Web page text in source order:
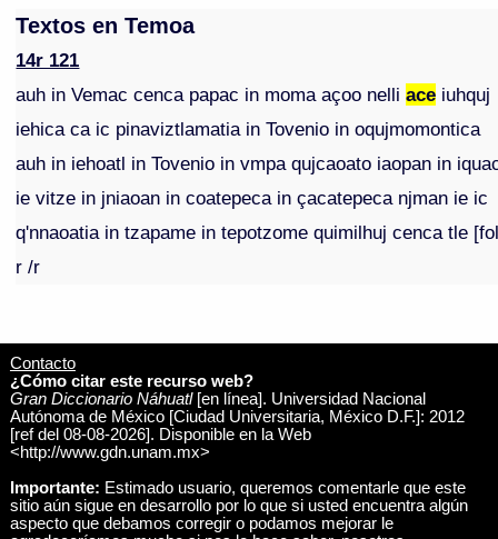
Textos en Temoa
14r 121
auh in Vemac cenca papac in moma açoo nelliace iuhquj
iehica ca ic pinaviztlamatia in Tovenio in oqujmomontica
auh in iehoatl in Tovenio in vmpa qujcaoato iaopan in
ie vitze in jniaoan in coatepeca in çacatepeca njman ie ic
q'nnaoatia in tzapame in tepotzome quimilhuj cenca tle
r /r
Contacto
¿Cómo citar este recurso web?
Gran Diccionario Náhuatl[en línea]. Universidad Nacional
Autónoma de México [Ciudad Universitaria, México D.F.]: 2012
[ref del 08-08-2026]. Disponible en la Web
<http://www.gdn.unam.mx>
Importante: Estimado usuario, queremos comentarle que este
sitio aún sigue en desarrollo por lo que si usted encuentra algún
aspecto que debamos corregir o podamos mejorar le